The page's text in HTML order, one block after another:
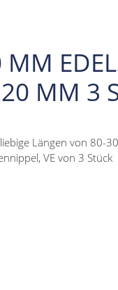
MM
MM 3
Längen von 80-
VE von 3 Stück